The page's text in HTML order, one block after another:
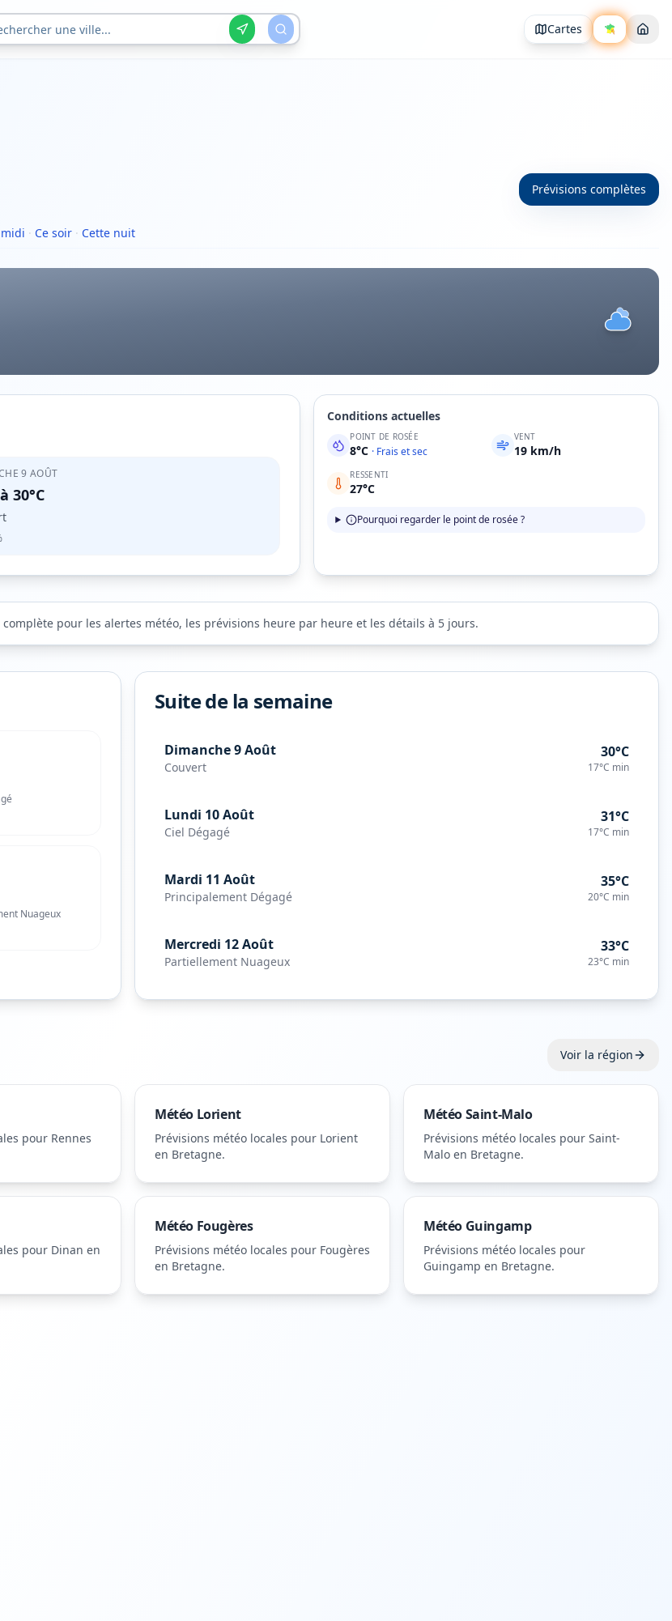
Cartes
Prévisions complètes
· Ce soir · Cette nuit
9 AOÛT
30°C
Conditions actuelles
POINT DE ROSÉE
8°C · Frais et sec
VENT
19km/h
RESSENTI
27°C
Pourquoi regarder le point de rosée ?
complète pour les alertes météo, les prévisions heure par heure et les détails à 5 jours.
Nuageux
Suite de la semaine
Dimanche 9 Août
Couvert
30°C
17°C min
Lundi 10 Août
Ciel Dégagé
31°C
17°C min
Mardi 11 Août
Principalement Dégagé
35°C
20°C min
Mercredi 12 Août
Partiellement Nuageux
33°C
23°C min
Voir la région
pour Rennes
Météo Lorient
Prévisions météo locales pour Lorient
en Bretagne.
MétéoSaint-Malo
Prévisions météo locales pour Saint-
Malo en Bretagne.
pour Dinan en
Météo Fougères
Prévisions météo locales pour Fougères
en Bretagne.
Météo Guingamp
Prévisions météo locales pour
Guingamp en Bretagne.